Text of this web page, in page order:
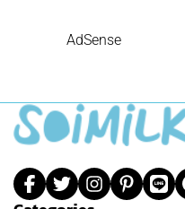
AdSense